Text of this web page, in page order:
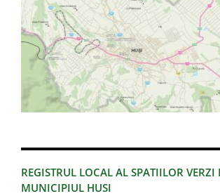
REGISTRUL LOCAL AL SPATIILOR VERZI
MUNICIPIUL HUSI